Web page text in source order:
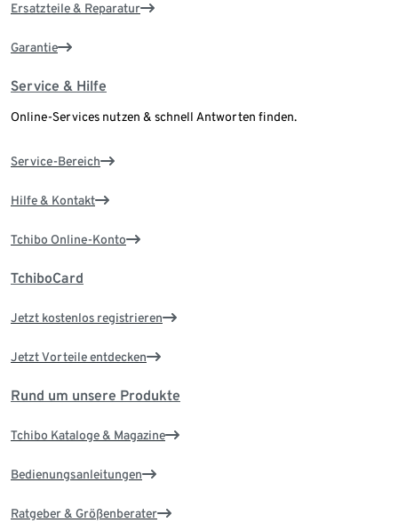
Ersatzteile & Reparatur
Garantie
Service & Hilfe
Online-Services nutzen & schnell Antworten finden.
Service-Bereich
Hilfe & Kontakt
Tchibo Online-Konto
TchiboCard
Jetzt kostenlos registrieren
Jetzt Vorteile entdecken
Rund um unsere Produkte
Tchibo Kataloge & Magazine
Bedienungsanleitungen
Ratgeber & Größenberater